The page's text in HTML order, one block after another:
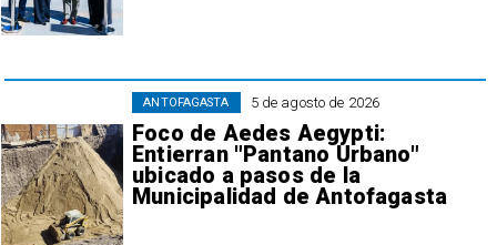
5 de agosto de 2026
Foco de Aedes Aegypti:
Entierran "Pantano Urbano"
ubicado a pasos de la
Municipalidad de Antofagasta
ANTOFAGASTA